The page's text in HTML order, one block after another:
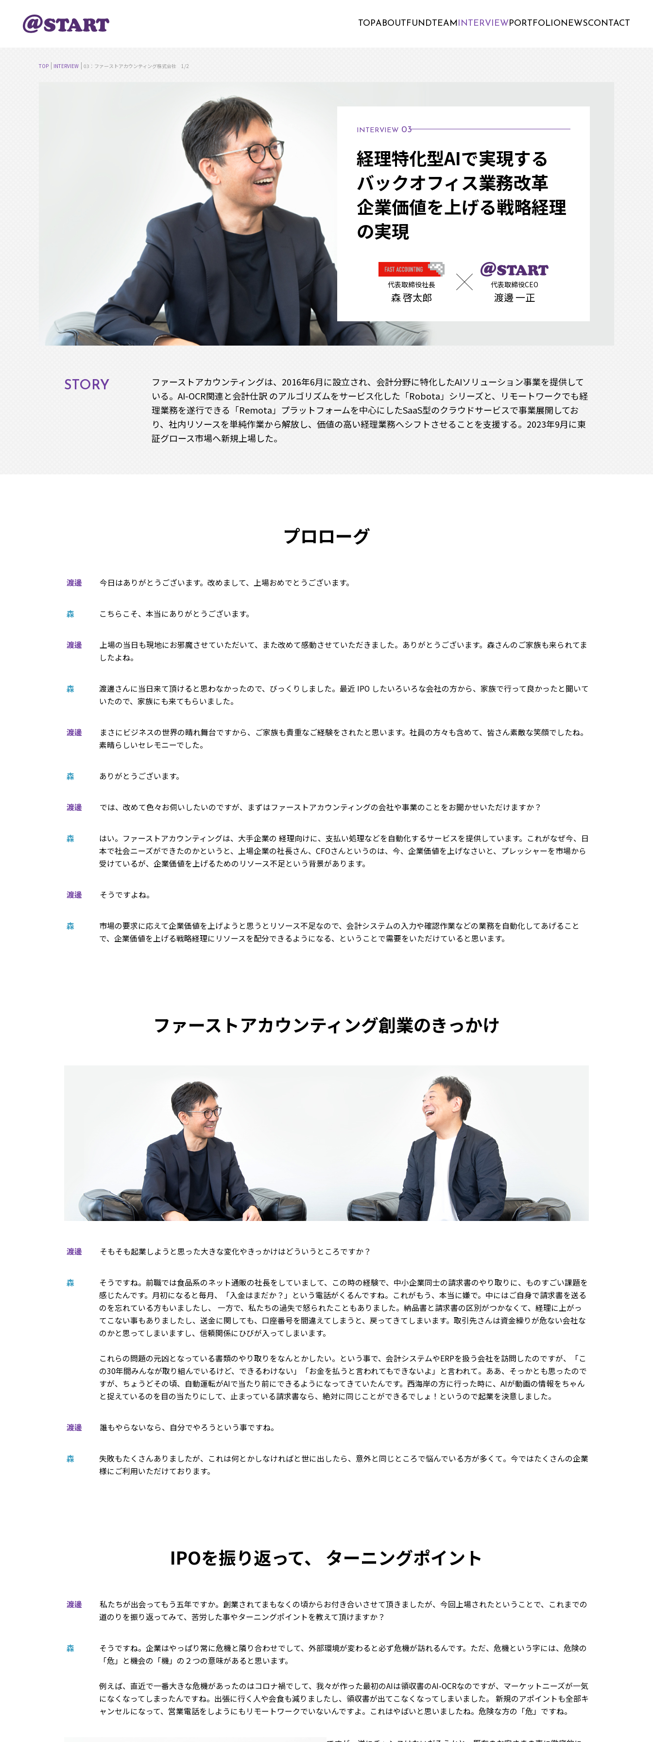
TOPABOUTFUNDTEAM INTERVIEWPORTFOLIONEWSCONTACT
TOP INTERVIEW 03：ファーストアカウンティング株式会社 1/2
INTERVIEW 03
経理特化型AIで実現する
バックオフィス業務改革
企業価値を上げる戦略経理
の実現
代表取締役社長
森 啓太郎
代表取締役CEO
渡邊 一正
STORY
ファーストアカウンティングは、2016年6月に設立され、会計分野に特化したAIソリューション事業を提供して
いる。AI-OCR関連と会計仕訳 のアルゴリズムをサービス化した「Robota」シリーズと、リモートワークでも経
理業務を遂行できる「Remota」プラットフォームを中心にしたSaaS型のクラウドサービスで事業展開してお
り、社内リソースを単純作業から解放し、価値の高い経理業務へシフトさせることを支援する。2023年9月に東
証グロース市場へ新規上場した。
プロローグ
渡邊 今日はありがとうございます。改めまして、上場おめでとうございます。
森 こちらこそ、本当にありがとうございます。
渡邊
上場の当日も現地にお邪魔させていただいて、また改めて感動させていただきました。ありがとうございます。森さんのご家族も来られてま
したよね。
森
渡邊さんに当日来て頂けると思わなかったので、びっくりしました。最近 IPO したいろいろな会社の方から、家族で行って良かったと聞いて
いたので、家族にも来てもらいました。
渡邊
まさにビジネスの世界の晴れ舞台ですから、ご家族も貴重なご経験をされたと思います。社員の方々も含めて、皆さん素敵な笑顔でしたね。
素晴らしいセレモニーでした。
森 ありがとうございます。
渡邊 では、改めて色々お伺いしたいのですが、まずはファーストアカウンティングの会社や事業のことをお聞かせいただけますか？
森
はい。ファーストアカウンティングは、大手企業の 経理向けに、支払い処理などを自動化するサービスを提供しています。これがなぜ今、日
本で社会ニーズができたのかというと、上場企業の社長さん、CFOさんというのは、今、企業価値を上げなさいと、プレッシャーを市場から
受けているが、企業価値を上げるためのリソース不足という背景があります。
渡邊 そうですよね。
森
市場の要求に応えて企業価値を上げようと思うとリソース不足なので、会計システムの入力や確認作業などの業務を自動化してあげること
で、企業価値を上げる戦略経理にリソースを配分できるようになる、ということで需要をいただけていると思います。
ファーストアカウンティング創業のきっかけ
渡邊 そもそも起業しようと思った大きな変化やきっかけはどういうところですか？
森
そうですね。前職では食品系のネット通販の社長をしていまして、この時の経験で、中小企業同士の請求書のやり取りに、ものすごい課題を
感じたんです。月初になると毎月、「入金はまだか？」という電話がくるんですね。これがもう、本当に嫌で。中にはご自身で請求書を送る
のを忘れている方もいましたし、 一方で、私たちの過失で怒られたこともありました。納品書と請求書の区別がつかなくて、経理に上がっ
てこない事もありましたし、送金に関しても、口座番号を間違えてしまうと、戻ってきてしまいます。取引先さんは資金繰りが危ない会社な
のかと思ってしまいますし、信頼関係にひびが入ってしまいます。
これらの問題の元凶となっている書類のやり取りをなんとかしたい。という事で、会計システムやERPを扱う会社を訪問したのですが、「こ
の30年間みんなが取り組んでいるけど、できるわけない」「お金を払うと言われてもできないよ」と言われて。ああ、そっかとも思ったので
すが、ちょうどその頃、自動運転がAIで当たり前にできるようになってきていたんです。西海岸の方に行った時に、AIが動画の情報をちゃん
と捉えているのを目の当たりにして、止まっている請求書なら、絶対に同じことができるでしょ！というので起業を決意しました。
渡邊 誰もやらないなら、自分でやろうという事ですね。
森
失敗もたくさんありましたが、これは何とかしなければと世に出したら、意外と同じところで悩んでいる方が多くて。今ではたくさんの企業
様にご利用いただけております。
IPOを振り返って、 ターニングポイント
渡邊
私たちが出会ってもう五年ですか。創業されてまもなくの頃からお付き合いさせて頂きましたが、今回上場されたということで、これまでの
道のりを振り返ってみて、苦労した事やターニングポイントを教えて頂けますか？
森
そうですね。企業はやっぱり常に危機と隣り合わせでして、外部環境が変わると必ず危機が訪れるんです。ただ、危機という字には、危険の
「危」と機会の「機」の２つの意味があると思います。
例えば、直近で一番大きな危機があったのはコロナ禍でして、我々が作った最初のAIは領収書のAI-OCRなのですが、マーケットニーズが一気
になくなってしまったんですね。出張に行く人や会食も減りましたし、領収書が出てこなくなってしまいました。 新規のアポイントも全部キ
ャンセルになって、営業電話をしようにもリモートワークでいないんですよ。これはやばいと思いましたね。危険な方の「危」ですね。